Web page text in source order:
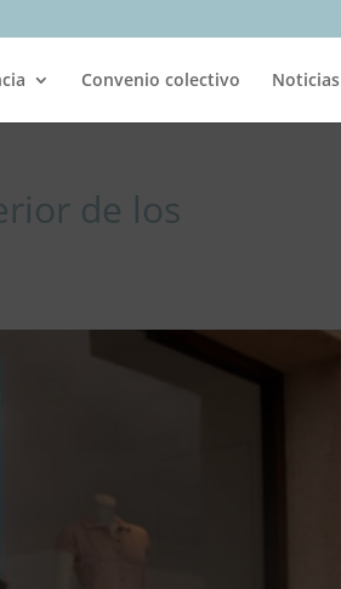
Convenio colectivo Noticias
de los